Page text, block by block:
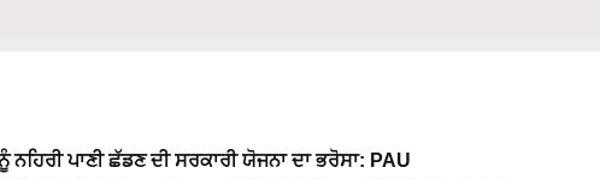
ਪਾਣੀ ਛੱਡਣ ਦੀ ਸਰਕਾਰੀ ਯੋਜਨਾ ਦਾ ਭਰੋਸਾ: PAU